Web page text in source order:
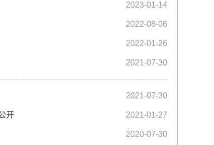
2023-01-14
2022-08-06
2022-01-26
2021-07-30
2021-07-30
开 2021-01-27
2020-07-30